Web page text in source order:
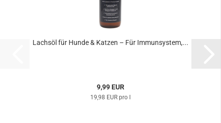
Lachsöl für Hunde & Katzen – Für Immunsystem,...
9,99 EUR
19,98 EUR pro l